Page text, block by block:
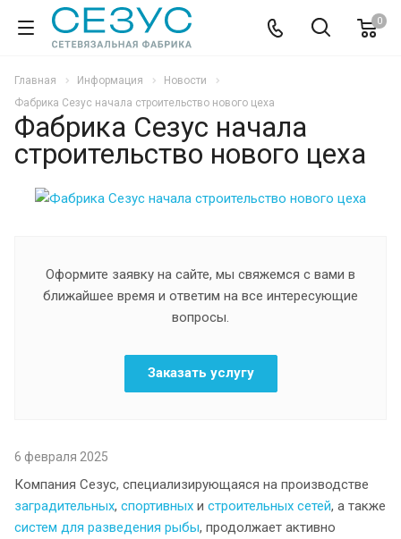
0
Главная Информация
Новости
Фабрика Сезус начала строительство нового цеха
Фабрика Сезус начала
строительство нового цеха
Оформите заявку на сайте, мы свяжемся с вами в
ближайшее время и ответим на все интересующие
вопросы.
Заказать услугу
6 февраля 2025
Компания Сезус, специализирующаяся на производстве
заградительных, спортивных и строительных сетей, а также
систем для разведения рыбы, продолжает активно